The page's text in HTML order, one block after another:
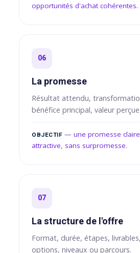
opportunités d'achat cohérentes.
06
La promesse
Résultat attendu,
bénéfice principal, valeur perçue.
OBJECTIF — une promesse
attractive, sans surpromesse.
07
La structure de l'offre
Format, durée, étapes,
options, niveaux ou parcours.